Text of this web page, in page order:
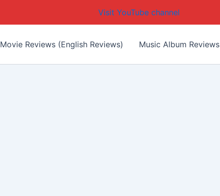
Visit YouTube channel
Movie Reviews (English Reviews) Music Album Reviews